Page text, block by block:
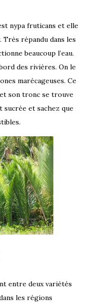
nypa fruticans et elle
répandu dans les
beaucoup l’eau.
des rivières. On le
marécageuses. Ce
son tronc se trouve
sucrée et sachez que
entre deux variétés
les régions